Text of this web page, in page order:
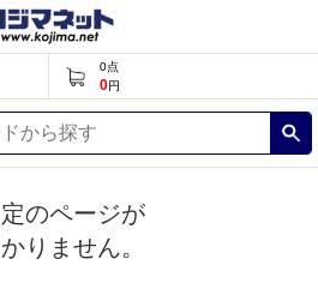
0点
0円
のページが
りません。